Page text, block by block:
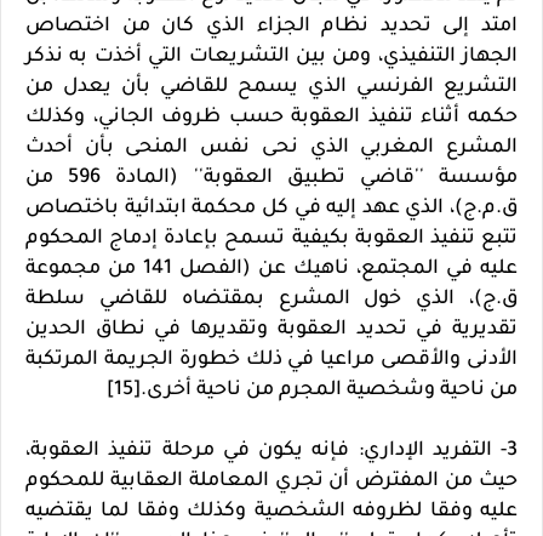
امتد إلى تحديد نظام الجزاء الذي كان من اختصاص
الجهاز التنفيذي، ومن بين التشريعات التي أخذت به نذكر
التشريع الفرنسي الذي يسمح للقاضي بأن يعدل من
حكمه أثناء تنفيذ العقوبة حسب ظروف الجاني، وكذلك
المشرع المغربي الذي نحى نفس المنحى بأن أحدث
مؤسسة ''قاضي تطبيق العقوبة'' (المادة 596 من
ق.م.ج)، الذي عهد إليه في كل محكمة ابتدائية باختصاص
تتبع تنفيذ العقوبة بكيفية تسمح بإعادة إدماج المحكوم
عليه في المجتمع، ناهيك عن (الفصل 141 من مجموعة
ق.ج)، الذي خول المشرع بمقتضاه للقاضي سلطة
تقديرية في تحديد العقوبة وتقديرها في نطاق الحدين
الأدنى والأقصى مراعيا في ذلك خطورة الجريمة المرتكبة
من ناحية وشخصية المجرم من ناحية أخرى.[15]
3- التفريد الإداري: فإنه يكون في مرحلة تنفيذ العقوبة،
حيث من المفترض أن تجري المعاملة العقابية للمحكوم
عليه وفقا لظروفه الشخصية وكذلك وفقا لما يقتضيه